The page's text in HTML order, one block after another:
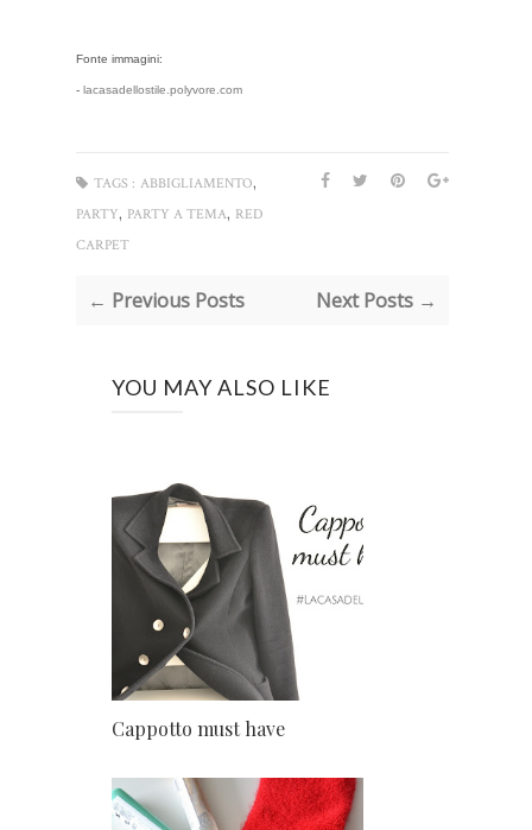
Fonte immagini:
- lacasadellostile.polyvore.com
TAGS : ABBIGLIAMENTO,
PARTY, PARTY A TEMA, RED
CARPET
← Previous Posts Next Posts →
YOU MAY ALSO LIKE
Cappotto must have